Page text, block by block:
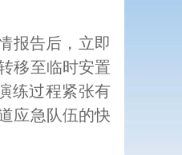
报告后，立即
移至临时安置
练过程紧张有
应急队伍的快